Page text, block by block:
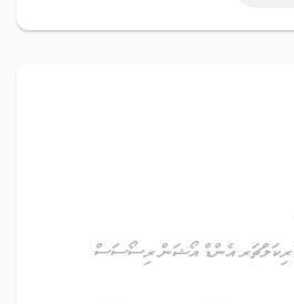
އެންޑް އޯޝަން ރިސޯސަސް